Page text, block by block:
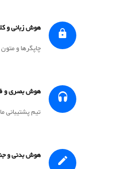
هوش زبانی و
چاپگرها و
هوش بصری و
تیم پشتیبانی
هوش بدنی و